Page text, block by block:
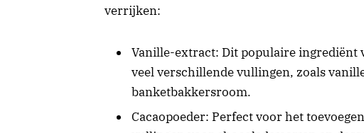
verrijken:
Vanille-extract: Dit populaire ingrediënt
veel verschillende vullingen, zoals
banketbakkersroom.
Cacaopoeder: Perfect voor het